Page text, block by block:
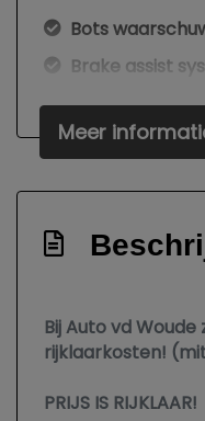
Bots
Brake assist
Connected
Dodehoek
Elektronische
Hoofd
Keyless start
Led mistlampen
Meer
Bij Auto vd Woude
rijklaarkosten!
PRIJS IS RIJKLAAR!